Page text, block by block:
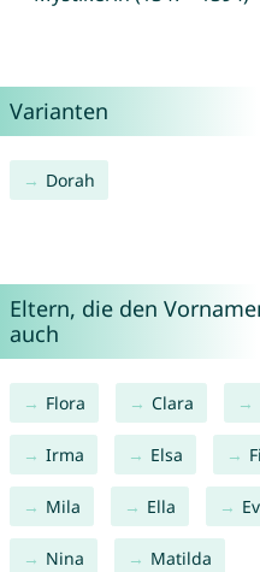
Varianten
Dorah
Eltern, die den
auch
Flora Clara
Irma Elsa
Mila Ella
Nina Matilda